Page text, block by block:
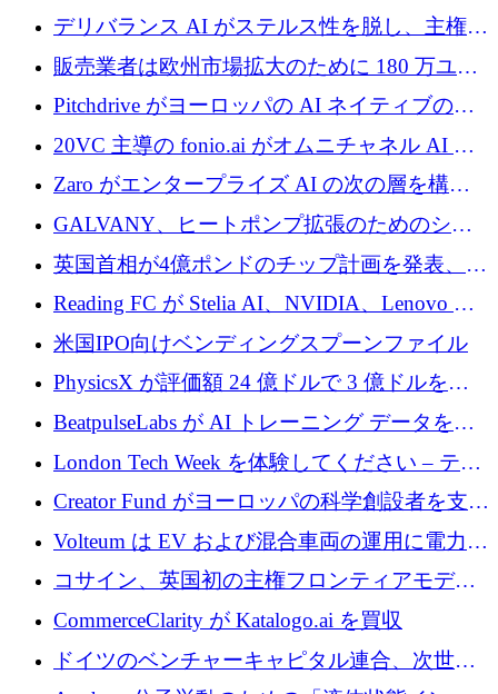
るために 110 万ユーロを適切に確保
デリバランス AI がステルス性を脱し、主権の
あるエンタープライズ AI を強化
販売業者は欧州市場拡大のために 180 万ユー
ロを確保
Pitchdrive がヨーロッパの AI ネイティブの創
業者を支援するために 6,000 万ユーロを調達
20VC 主導の fonio.ai がオムニチャネル AI プ
ラットフォームのために 1,700 万ドルを調達
Zaro がエンタープライズ AI の次の層を構築
するために 510 万ドルを獲得
GALVANY、ヒートポンプ拡張のためのシー
ドラウンドで1,000万ユーロを確保
英国首相が4億ポンドのチップ計画を発表、英
国の新興企業は「ここで拡大」し「ここに留
まる」
Reading FC が Stelia AI、NVIDIA、Lenovo と
協力して AI Center of Excellence を立ち上げ
米国IPO向けベンディングスプーンファイル
PhysicsX が評価額 24 億ドルで 3 億ドルを調
達
BeatpulseLabs が AI トレーニング データを拡
張するために 180 万ドルのプレシードを調達
London Tech Week を体験してください – テク
ノロジーがヨーロッパのイノベーションの未
来を形作る場所
Creator Fund がヨーロッパの科学創設者を支援
するために 5,600 万ドルを調達
Volteum は EV および混合車両の運用に電力を
供給するために 250 万ユーロを寄付
コサイン、英国初の主権フロンティアモデル
で業界の支援を確保
CommerceClarity が Katalogo.ai を買収
ドイツのベンチャーキャピタル連合、次世代
スタートアップの成長に向けて機関投資家へ